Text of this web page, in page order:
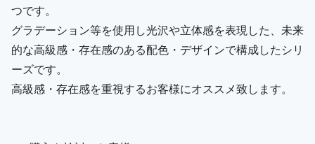
つです。
グラデーション等を使用し光沢や立体感を表現した、未来
的な高級感・存在感のある配色・デザインで構成したシリ
ーズです。
高級感・存在感を重視するお客様にオススメ致します。